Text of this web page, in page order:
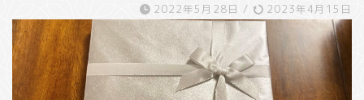
2022年5月28日 / 2023年4月15日